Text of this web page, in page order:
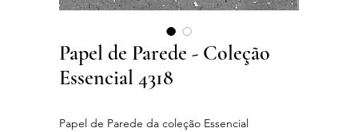
Papel de Parede - Coleção
Essencial 4318
Papel de Parede da coleção Essencial